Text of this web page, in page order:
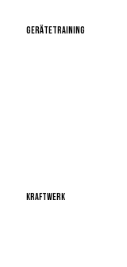
GERÄTETRAINING
Kraftwerk